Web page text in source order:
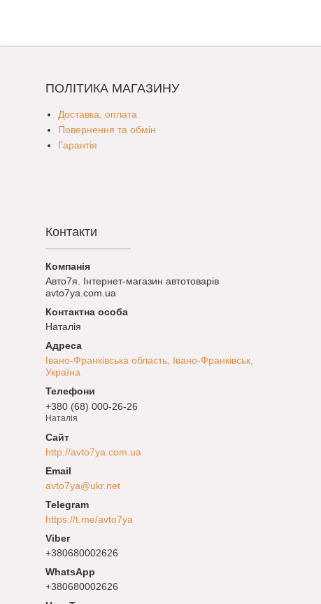
ПОЛІТИКА МАГАЗИНУ
Доставка, оплата
Повернення та обмін
Гарантія
Контакти
Авто7я. Інтернет-магазин автотоварів
avto7ya.com.ua
Наталія
Івано-Франківська область, Івано-Франківськ,
Україна
+380 (68) 000-26-26
Наталія
http://avto7ya.com.ua
avto7ya@ukr.net
https://t.me/avto7ya
+380680002626
+380680002626